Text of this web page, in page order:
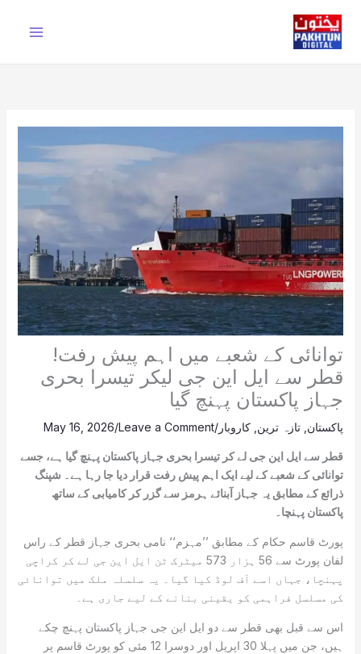
content
توانائی کے شعبے میں اہم پیش رفت!
قطر سے ایل این جی لیکر تیسرا بحری
جہاز پاکستان پہنچ گیا
پاکستان تازہ ترین کاروبار /
Leave a Comment
/
May 16, 2026
قطر سے ایل این جی لے کر تیسرا بحری جہاز پاکستان پہنچ گیا ہے، جسے
توانائی کے شعبے کے لیے ایک اہم پیش رفت قرار دیا جا رہا ہے۔ شپنگ
ذرائع کے مطابق یہ جہاز آبنائے ہرمز سے گزر کر کامیابی کے ساتھ
پاکستان پہنچا۔
پورٹ قاسم حکام کے مطابق ’’مہزم‘‘ نامی بحری جہاز قطر کے راس
لفان پورٹ سے 56 ہزار 573 میٹرک ٹن ایل این جی لے کر کراچی
پہنچا، جہاں اسے آف لوڈ کیا گیا۔ یہ سلسلہ ملک میں توانائی
کی مسلسل فراہمی کو یقینی بنانے کے لیے جاری ہے۔
اس سے قبل بھی قطر سے دو ایل این جی جہاز پاکستان پہنچ چکے
ہیں، جن میں پہلا 30 اپریل اور دوسرا 12 مئی کو پورٹ قاسم پر